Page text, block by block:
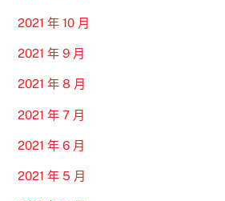
2021 年 10 月
2021 年 9 月
2021 年 8 月
2021 年 7 月
2021 年 6 月
2021 年 5 月